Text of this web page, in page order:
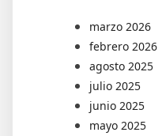
marzo 2026
febrero 2026
agosto 2025
julio 2025
junio 2025
mayo 2025